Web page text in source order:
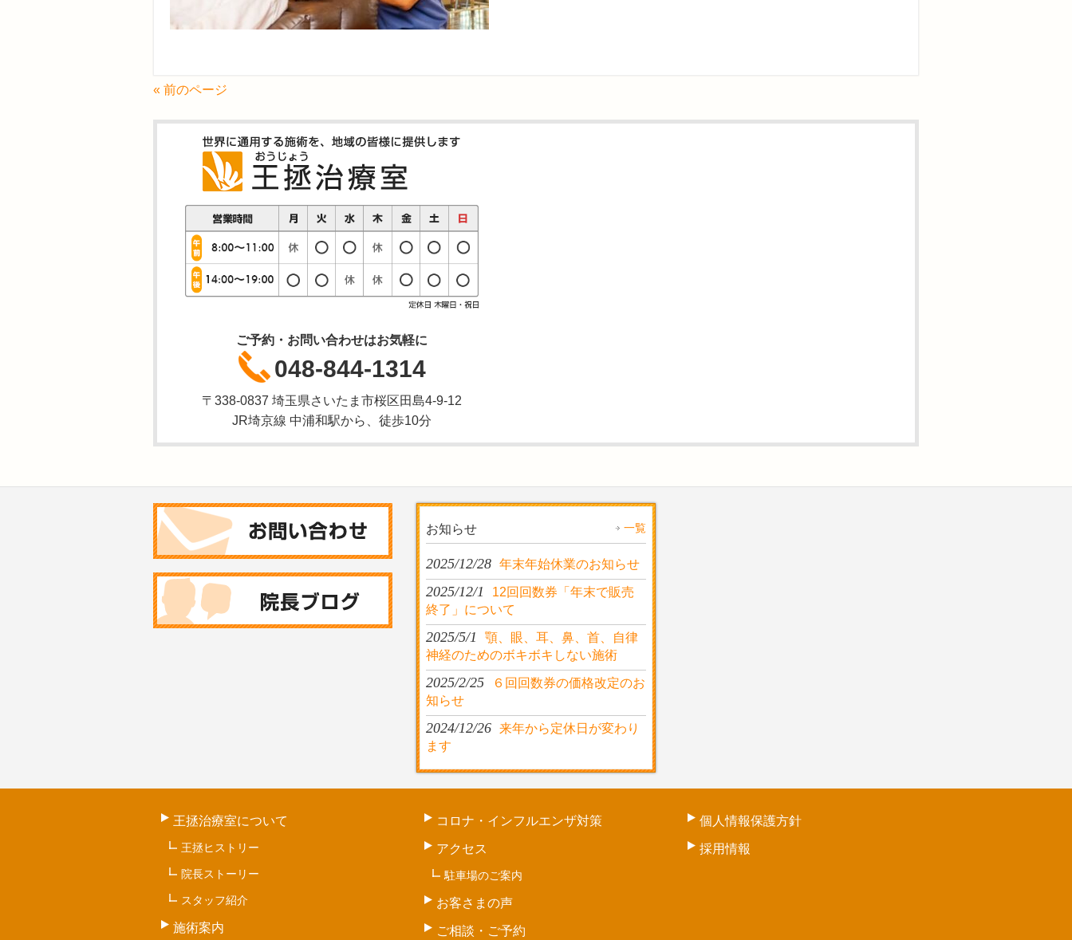
« 前のページ
ご予約・お問い合わせはお気軽に
048-844-1314
〒338-0837 埼玉県さいたま市桜区田島4-9-12
JR埼京線 中浦和駅から、徒歩10分
お知らせ 一覧
2025/12/28 年末年始休業のお知らせ
2025/12/1
12回回数券「年末で販売
終了」について
2025/5/1
顎、眼、耳、鼻、首、自律
神経のためのボキボキしない施術
2025/2/25
６回回数券の価格改定のお
知らせ
2024/12/26 来年から定休日が変わり
ます
王拯治療室について
王拯ヒストリー
院長ストーリー
スタッフ紹介
施術案内
コロナ・インフルエンザ対策
アクセス
駐車場のご案内
お客さまの声
ご相談・ご予約
個人情報保護方針
採用情報